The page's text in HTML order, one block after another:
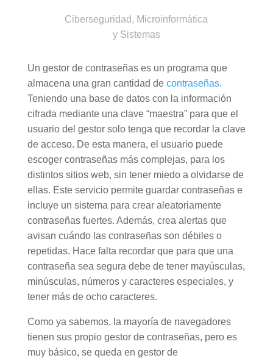
Ciberseguridad, Microinformática
y Sistemas
Un gestor de contraseñas es un programa que
almacena una gran cantidad de contraseñas.
Teniendo una base de datos con la información
cifrada mediante una clave “maestra” para que el
usuario del gestor solo tenga que recordar la clave
de acceso. De esta manera, el usuario puede
escoger contraseñas más complejas, para los
distintos sitios web, sin tener miedo a olvidarse de
ellas. Este servicio permite guardar contraseñas e
incluye un sistema para crear aleatoriamente
contraseñas fuertes. Además, crea alertas que
avisan cuándo las contraseñas son débiles o
repetidas. Hace falta recordar que para que una
contraseña sea segura debe de tener mayúsculas,
minúsculas, números y caracteres especiales, y
tener más de ocho caracteres.
Como ya sabemos, la mayoría de navegadores
tienen sus propio gestor de contraseñas, pero es
muy básico, se queda en gestor de